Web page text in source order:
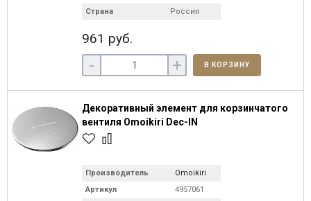
Страна
Россия
961 руб.
- + В КОРЗИНУ
Декоративный элемент для корзинчатого
вентиля Omoikiri Dec-IN
Производитель
Omoikiri
Артикул
4957061